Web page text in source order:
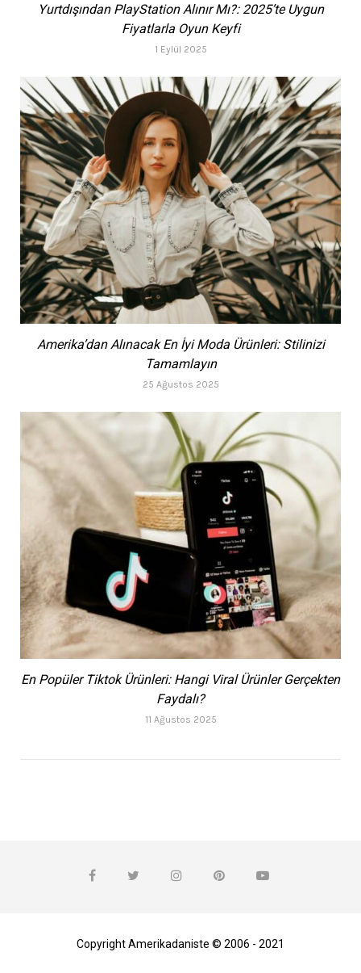
Yurtdışından PlayStation Alınır Mı?: 2025’te Uygun
Fiyatlarla Oyun Keyfi
1 Eylül 2025
Amerika’dan Alınacak En İyi Moda Ürünleri: Stilinizi
Tamamlayın
25 Ağustos 2025
En Popüler Tiktok Ürünleri: Hangi Viral Ürünler Gerçekten
Faydalı?
11 Ağustos 2025
Copyright Amerikadaniste © 2006 - 2021